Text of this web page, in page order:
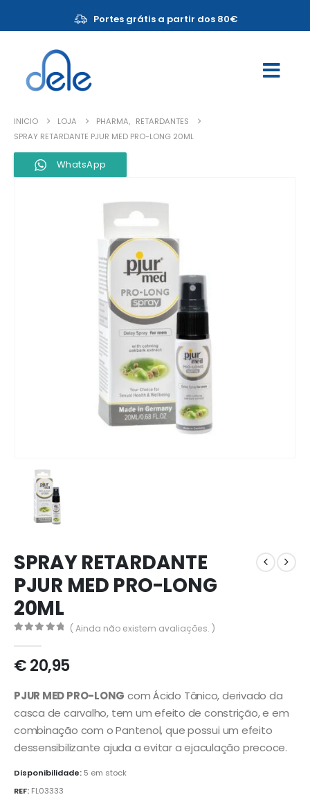
Portes grátis a partir dos 80€
INICIO LOJA PHARMA, RETARDANTES
SPRAY RETARDANTE PJUR MED PRO-LONG 20ML
WhatsApp
SPRAY RETARDANTE
PJUR MED PRO-LONG
20ML
( Ainda não existem avaliações. )
€20,95
PJUR MED PRO-LONG com Ácido Tânico, derivado da
casca de carvalho, tem um efeito de constrição, e em
combinação com o Pantenol, que possui um efeito
dessensibilizante ajuda a evitar a ejaculação precoce.
Disponibilidade: 5 em stock
REF: FL03333